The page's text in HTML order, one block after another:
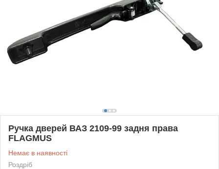
Ручка дверей ВАЗ 2109-99 задня права
FLAGMUS
Немає в наявності
Роздріб